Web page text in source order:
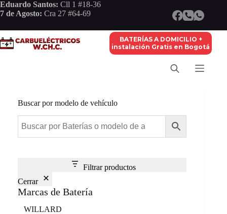
Saltar
al
Eduardo Santos: Cll 1 #18-36
7 de Agosto: Cra 27 #64-69
BATERÍAS A DOMICILIO +
instalación Gratis en Bogotá
Buscar por modelo de vehículo
Filtrar productos
Cerrar
Marcas de Batería
Marca
WILLARD